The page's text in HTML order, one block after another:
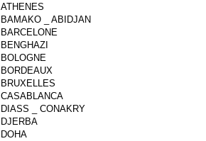
ATHENES
BAMAKO _ ABIDJAN
BARCELONE
BENGHAZI
BOLOGNE
BORDEAUX
BRUXELLES
CASABLANCA
DIASS _ CONAKRY
DJERBA
DOHA